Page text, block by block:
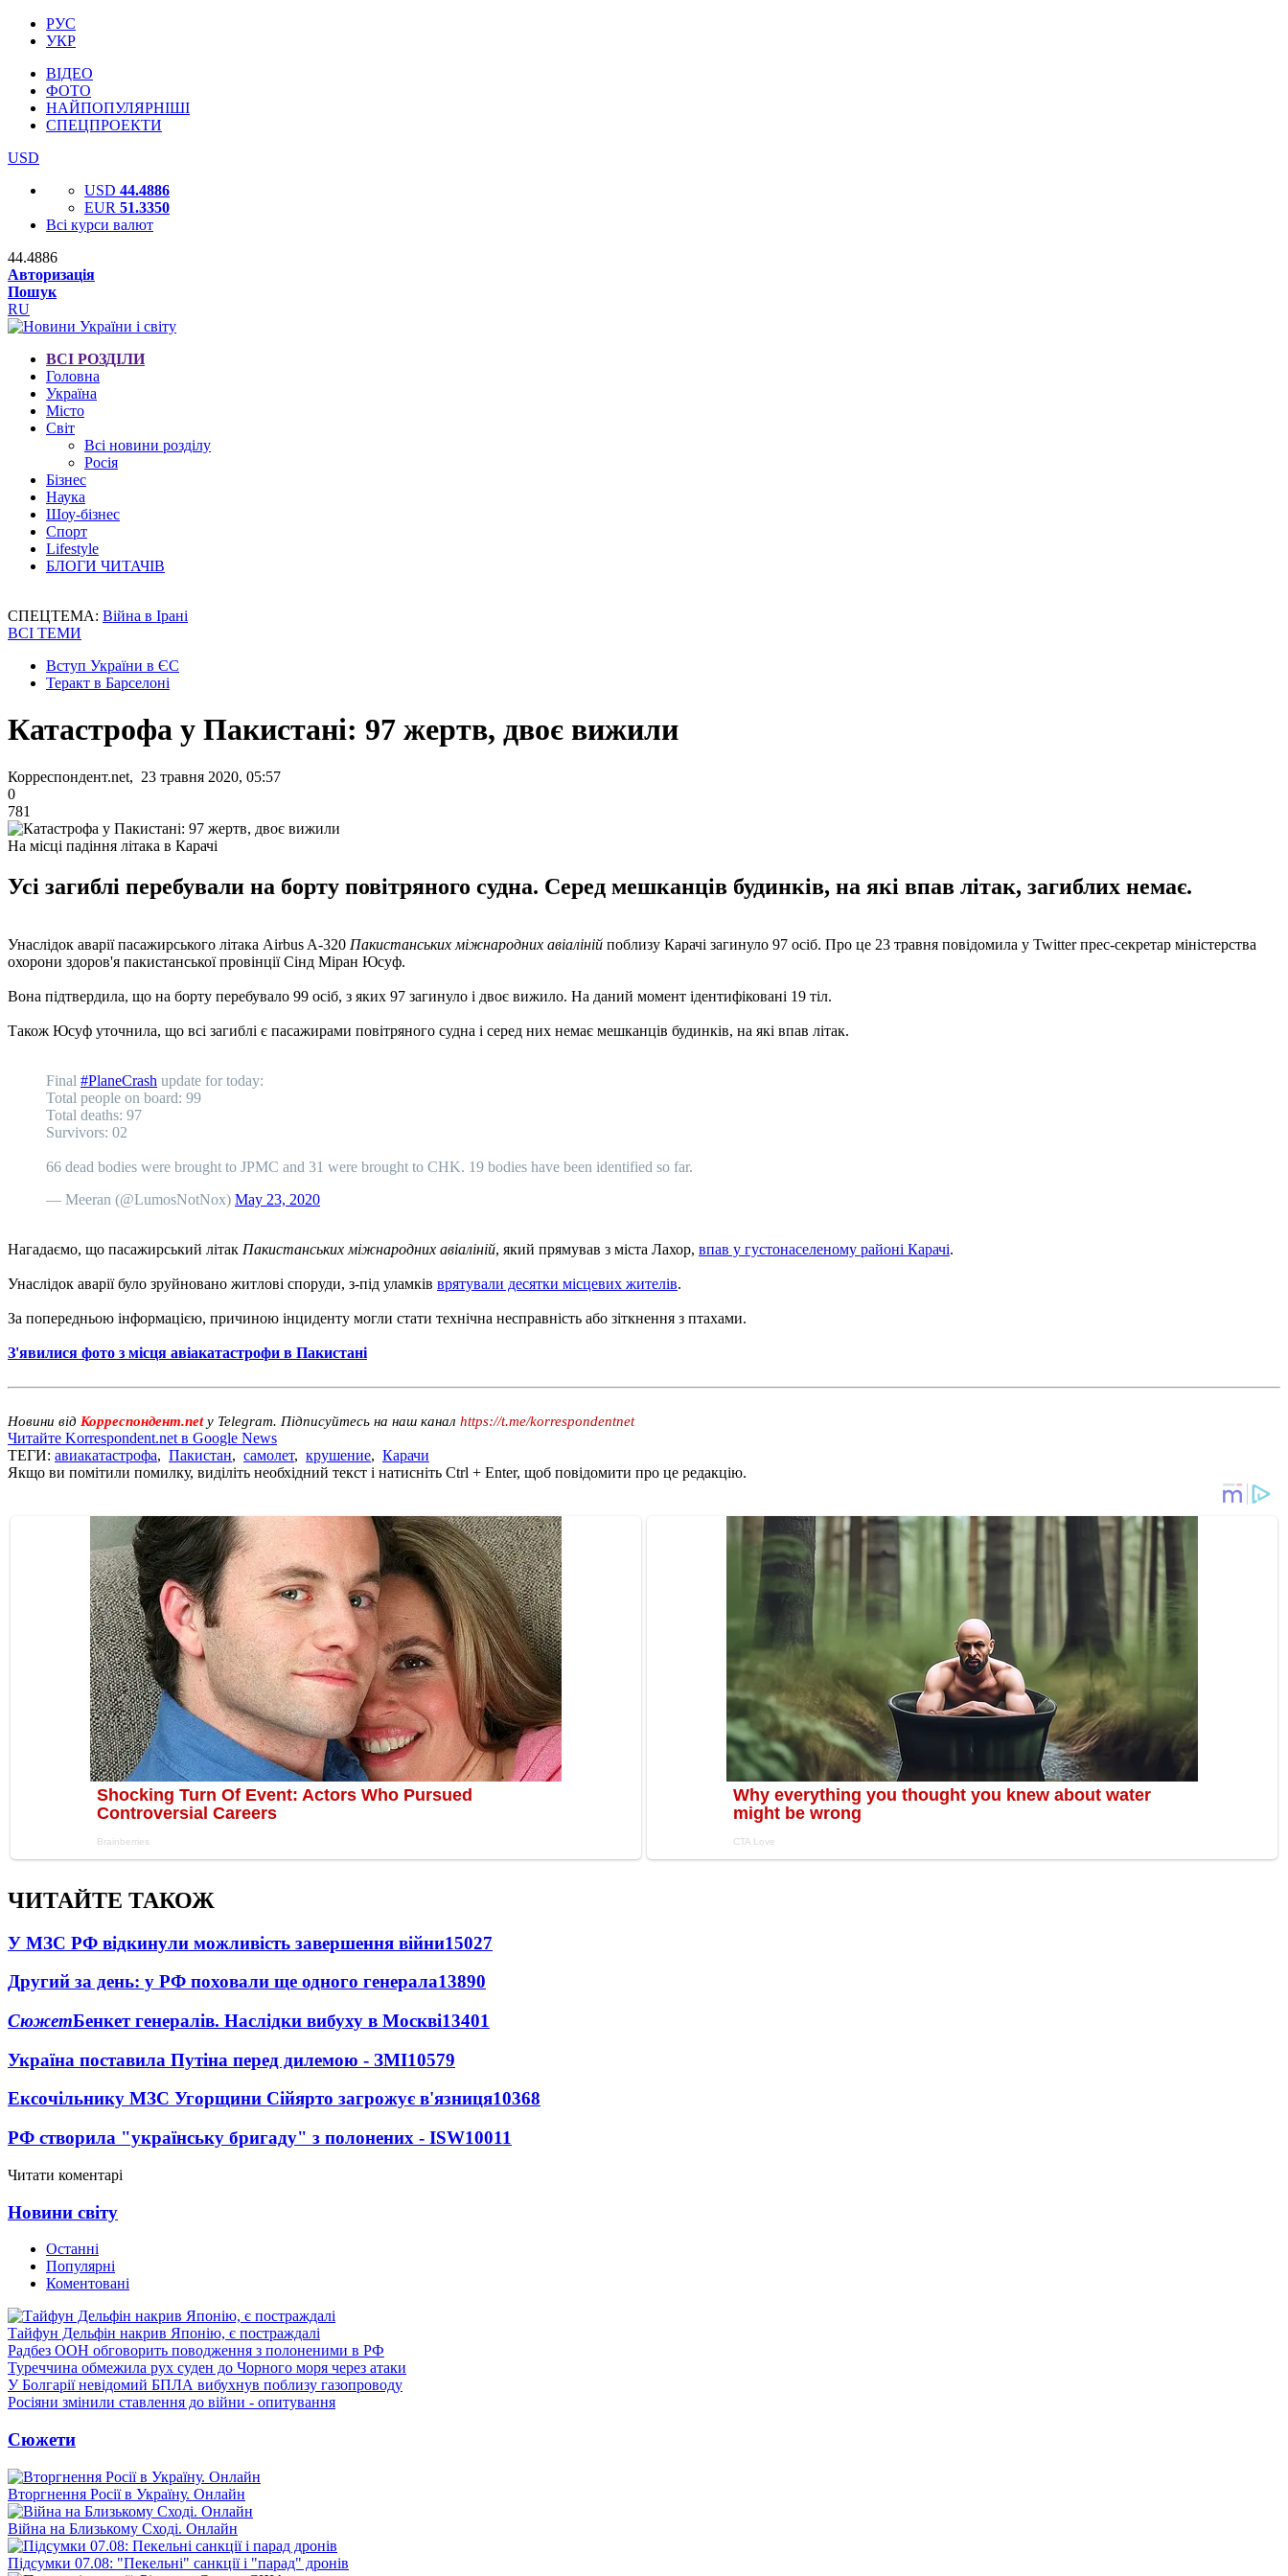
РУС
УКР
ВІДЕО
ФОТО
НАЙПОПУЛЯРНІШІ
СПЕЦПРОЕКТИ
USD
USD 44.4886
EUR 51.3350
Всі курси валют
44.4886
Авторизація
Пошук
RU
ВСІ РОЗДІЛИ
Головна
Україна
Місто
Світ
Всі новини розділу
Росія
Бізнес
Наука
Шоу-бізнес
Спорт
Lifestyle
БЛОГИ ЧИТАЧІВ
СПЕЦТЕМА: Війна в Ірані
ВСІ ТЕМИ
Вступ України в ЄС
Теракт в Барселоні
Катастрофа у Пакистані: 97 жертв, двоє вижили
Корреспондент.net, 23 травня 2020, 05:57
0
781
На місці падіння літака в Карачі
Усі загиблі перебували на борту повітряного судна. Серед мешканців будинків, на які впав літак, загиблих немає.
Унаслідок аварії пасажирського літака Airbus A-320 Пакистанських міжнародних авіаліній поблизу Карачі загинуло 97 осіб. Про це 23 травня повідомила у Twitter прес-секретар міністерства
охорони здоров'я пакистанської провінції Сінд Міран Юсуф.
Вона підтвердила, що на борту перебувало 99 осіб, з яких 97 загинуло і двоє вижило. На даний момент ідентифіковані 19 тіл.
Також Юсуф уточнила, що всі загиблі є пасажирами повітряного судна і серед них немає мешканців будинків, на які впав літак.
Final #PlaneCrash update for today:
Total people on board: 99
Total deaths: 97
Survivors: 02
66 dead bodies were brought to JPMC and 31 were brought to CHK. 19 bodies have been identified so far.
— Meeran (@LumosNotNox) May 23, 2020
Нагадаємо, що пасажирський літак Пакистанських міжнародних авіаліній, який прямував з міста Лахор, впав у густонаселеному районі Карачі.
Унаслідок аварії було зруйновано житлові споруди, з-під уламків врятували десятки місцевих жителів.
За попередньою інформацією, причиною інциденту могли стати технічна несправність або зіткнення з птахами.
З'явилися фото з місця авіакатастрофи в Пакистані
Новини від Корреспондент.netу Telegram. Підписуйтесь на наш канал https://t.me/korrespondentnet
Читайте Korrespondent.net в Google News
ТЕГИ: авиакатастрофа, Пакистан, самолет, крушение, Карачи
Якщо ви помітили помилку, виділіть необхідний текст і натисніть Ctrl + Enter, щоб повідомити про це редакцію.
ЧИТАЙТЕ ТАКОЖ
У МЗС РФ відкинули можливість завершення війни15027
Другий за день: у РФ поховали ще одного генерала13890
СюжетБенкет генералів. Наслідки вибуху в Москві13401
Україна поставила Путіна перед дилемою - ЗМІ10579
Ексочільнику МЗС Угорщини Сійярто загрожує в'язниця10368
РФ створила "українську бригаду" з полонених - ISW10011
Читати коментарі
Новини світу
Останні
Популярні
Коментовані
Тайфун Дельфін накрив Японію, є постраждалі
Радбез ООН обговорить поводження з полоненими в РФ
Туреччина обмежила рух суден до Чорного моря через атаки
У Болгарії невідомий БПЛА вибухнув поблизу газопроводу
Росіяни змінили ставлення до війни - опитування
Сюжети
Вторгнення Росії в Україну. Онлайн
Війна на Близькому Сході. Онлайн
Підсумки 07.08: "Пекельні" санкції і "парад" дронів